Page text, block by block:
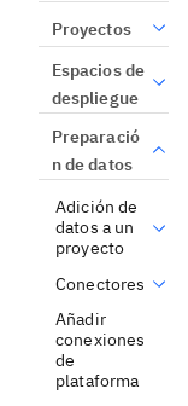
Proyectos
Espacios de
despliegue
Preparació
n de datos
Adición de
datos a un
proyecto
Conectores
Añadir
conexiones
de
plataforma